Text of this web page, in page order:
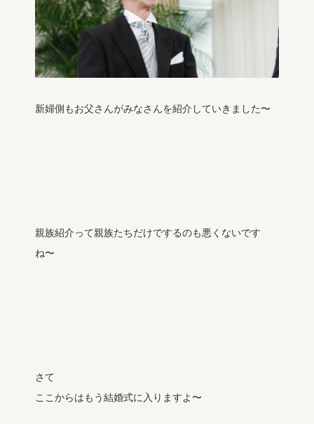
新婦側もお父さんがみなさんを紹介していきました〜
親族紹介って親族たちだけでするのも悪くないです
ね〜
さて
ここからはもう結婚式に入りますよ〜